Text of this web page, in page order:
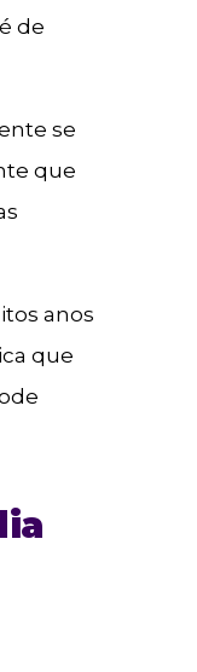
de
se
que
anos
que